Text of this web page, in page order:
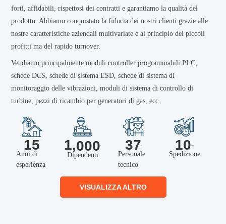
forti, affidabili, rispettosi dei contratti e garantiamo la qualità del
prodotto. Abbiamo conquistato la fiducia dei nostri clienti grazie alle
nostre caratteristiche aziendali multivariate e al principio dei piccoli
profitti ma del rapido turnover.
Vendiamo principalmente moduli controller programmabili PLC,
schede DCS, schede di sistema ESD, schede di sistema di
monitoraggio delle vibrazioni, moduli di sistema di controllo di
turbine, pezzi di ricambio per generatori di gas, ecc.
15
Anni di
esperienza
1,000
Dipendenti
37
Personale
tecnico
10
Spedizione
VISUALIZZA ALTRO